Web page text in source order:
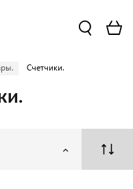
Счетчики.